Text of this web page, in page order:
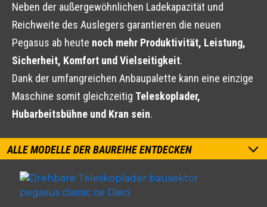
Neben der außergewöhnlichen Ladekapazität und
Reichweite des Auslegers garantieren die neuen
Pegasus ab heute noch mehr Produktivität, Leistung,
Sicherheit, Komfort und Vielseitigkeit.
Dank der umfangreichen Anbaupalette kann eine einzige
Maschine somit gleichzeitig Teleskoplader,
Hubarbeitsbühne und Kran sein.
ALLE MODELLE DER BAUREIHE ENTDECKEN